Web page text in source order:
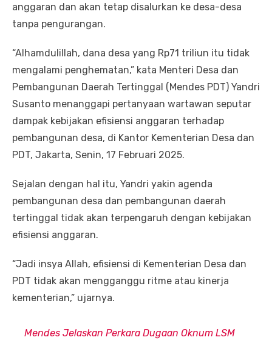
anggaran dan akan tetap disalurkan ke desa-desa
tanpa pengurangan.
“Alhamdulillah, dana desa yang Rp71 triliun itu tidak
mengalami penghematan,” kata Menteri Desa dan
Pembangunan Daerah Tertinggal (Mendes PDT) Yandri
Susanto menanggapi pertanyaan wartawan seputar
dampak kebijakan efisiensi anggaran terhadap
pembangunan desa, di Kantor Kementerian Desa dan
PDT, Jakarta, Senin, 17 Februari 2025.
Sejalan dengan hal itu, Yandri yakin agenda
pembangunan desa dan pembangunan daerah
tertinggal tidak akan terpengaruh dengan kebijakan
efisiensi anggaran.
“Jadi insya Allah, efisiensi di Kementerian Desa dan
PDT tidak akan mengganggu ritme atau kinerja
kementerian,” ujarnya.
Mendes Jelaskan Perkara Dugaan Oknum LSM